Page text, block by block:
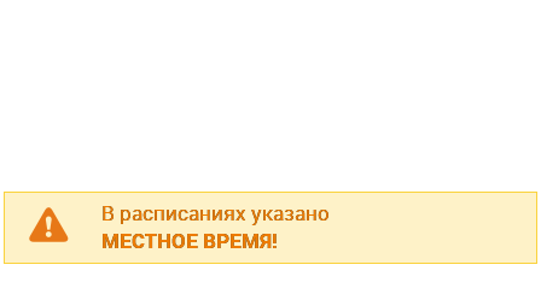
В расписаниях указано
МЕСТНОЕ ВРЕМЯ!